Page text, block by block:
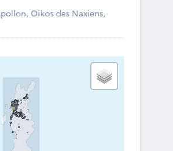
Oikos des Naxiens,